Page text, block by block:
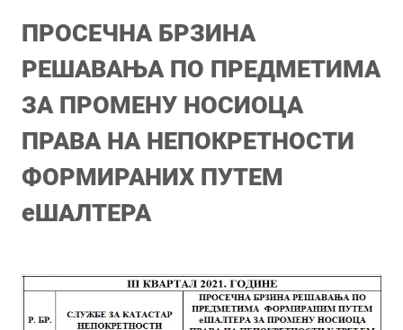
ПРОСЕЧНА БРЗИНА
РЕШАВАЊА ПО ПРЕДМЕТИМА
ЗА ПРОМЕНУ НОСИОЦА
ПРАВА НА НЕПОКРЕТНОСТИ
ФОРМИРАНИХ ПУТЕМ
еШАЛТЕРА